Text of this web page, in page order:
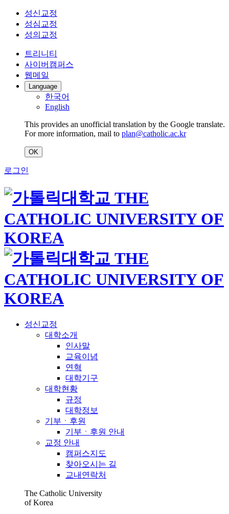
성신교정
성심교정
성의교정
트리니티
사이버캠퍼스
웹메일
Language
한국어
English
This provides an unofficial translation by the Google translate.
For more information, mail to plan@catholic.ac.kr
OK
로그인
성신교정
대학소개
인사말
교육이념
연혁
대학기구
대학현황
규정
대학정보
기부ㆍ후원
기부ㆍ후원 안내
교정 안내
캠퍼스지도
찾아오시는 길
교내연락처
The Catholic University
of Korea